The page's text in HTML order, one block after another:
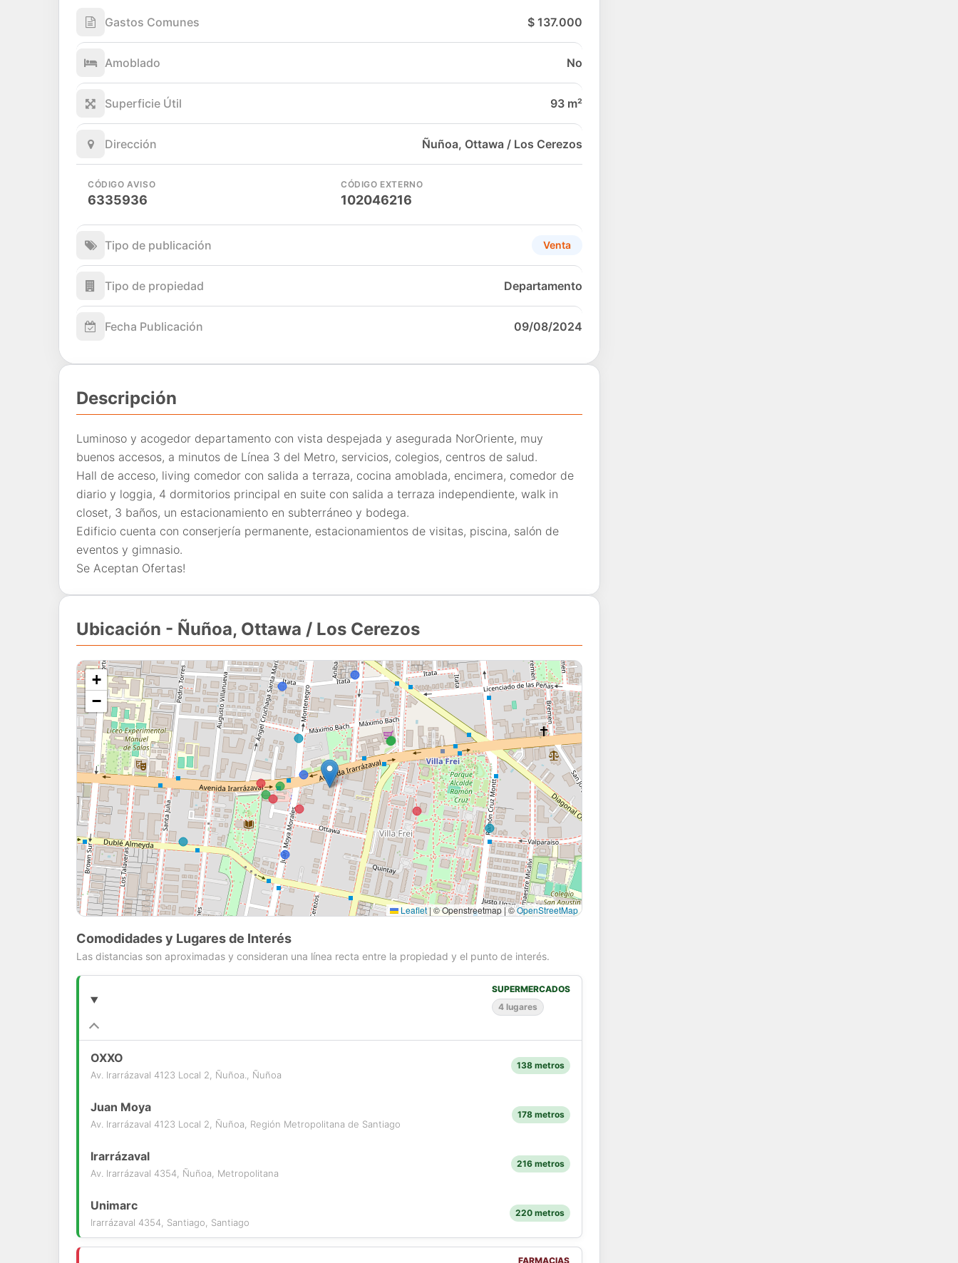
Gastos Comunes $ 137.000
Amoblado No
Superficie Útil 93 m²
Dirección Ñuñoa, Ottawa / Los Cerezos
CÓDIGO AVISO
6335936
CÓDIGO EXTERNO
102046216
Tipo de publicación Venta
Tipo de propiedad Departamento
Fecha Publicación 09/08/2024
Descripción
Luminoso y acogedor departamento con vista despejada y asegurada NorOriente, muy
buenos accesos, a minutos de Línea 3 del Metro, servicios, colegios, centros de salud.
Hall de acceso, living comedor con salida a terraza, cocina amoblada, encimera, comedor de
diario y loggia, 4 dormitorios principal en suite con salida a terraza independiente, walk in
closet, 3 baños, un estacionamiento en subterráneo y bodega.
Edificio cuenta con conserjería permanente, estacionamientos de visitas, piscina, salón de
eventos y gimnasio.
Se Aceptan Ofertas!
Ubicación - Ñuñoa, Ottawa / Los Cerezos
+
−
Leaflet|© Openstreetmap | ©OpenStreetMap
Comodidades y Lugares de Interés
Las distancias son aproximadas y consideran una línea recta entre la propiedad y el punto de interés.
SUPERMERCADOS
4 lugares
OXXO
Av. Irarrázaval 4123 Local 2, Ñuñoa., Ñuñoa
138 metros
Juan Moya
Av. Irarrázaval 4123 Local 2, Ñuñoa, Región Metropolitana de Santiago
178 metros
Irarrázaval
Av. Irarrázaval 4354, Ñuñoa, Metropolitana
216 metros
Unimarc
Irarrázaval 4354, Santiago, Santiago
220 metros
FARMACIAS